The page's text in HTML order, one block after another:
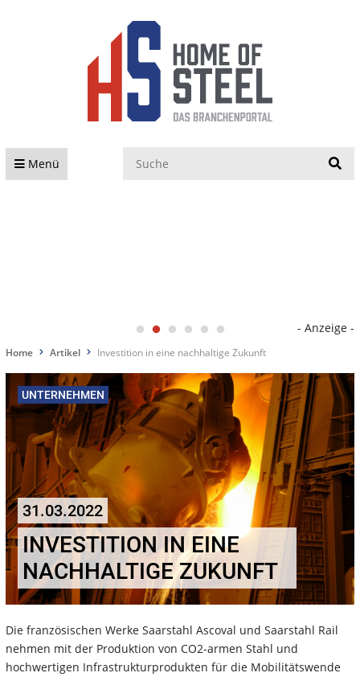
Menü
- Anzeige -
Home Artikel Investition in eine nachhaltige Zukunft
UNTERNEHMEN
31.03.2022
INVESTITION IN EINE
NACHHALTIGE ZUKUNFT
Die französischen Werke Saarstahl Ascoval und Saarstahl Rail
nehmen mit der Produktion von CO2-armen Stahl und
hochwertigen Infrastrukturprodukten für die Mobilitätswende